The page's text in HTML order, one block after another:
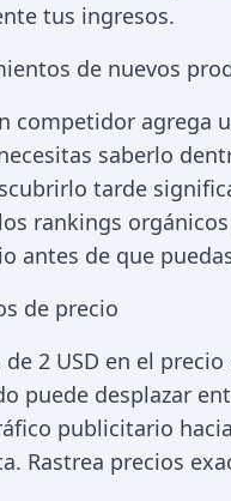
tus ingresos.
de nuevos
competidor agrega
saberlo
tarde
rankings
antes de que
de precio
de 2 USD en el
puede desplazar
publicitario
Rastrea precios